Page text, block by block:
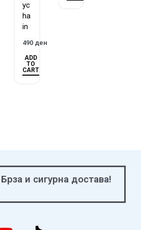
yc
ha
in
490 ден
ADD
TO
CART
Брза и сигурна достава!